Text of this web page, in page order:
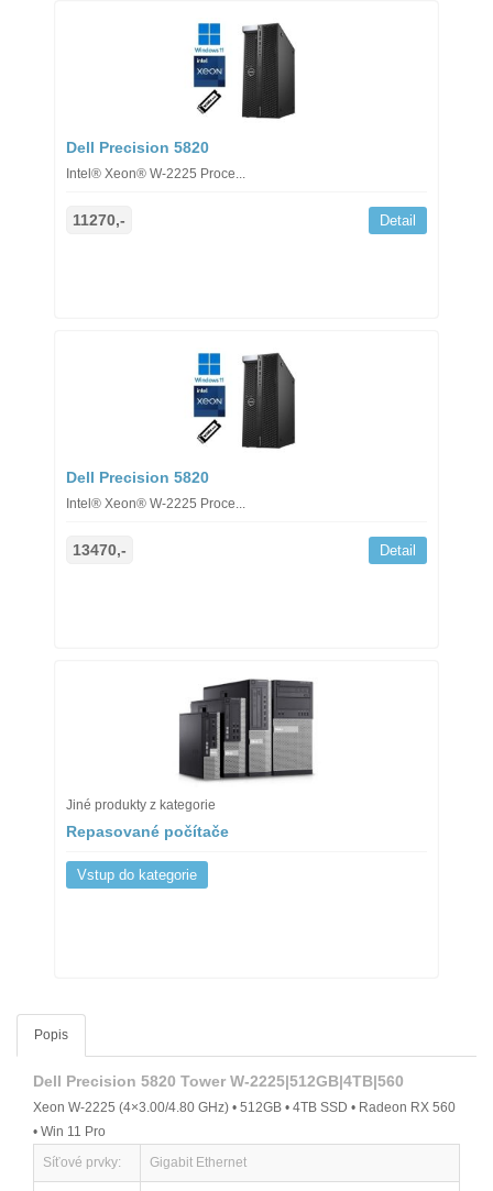
Dell Precision 5820
Intel® Xeon® W-2225 Proce...
11270,- Detail
Dell Precision 5820
Intel® Xeon® W-2225 Proce...
13470,- Detail
Jiné produkty z kategorie
Repasované počítače
Vstup do kategorie
Popis
Dell Precision 5820 Tower W-2225|512GB|4TB|560
Xeon W-2225 (4×3.00/4.80 GHz) • 512GB • 4TB SSD • Radeon RX 560
• Win 11 Pro
Síťové prvky:
Gigabit Ethernet